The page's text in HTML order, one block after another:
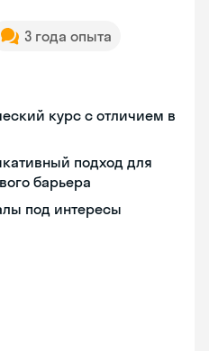
3 года опыта
курс с отличием в
подход для
барьера
под интересы